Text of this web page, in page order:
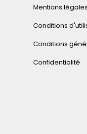
Mentions légales
Conditions
Conditions
Confidentialité